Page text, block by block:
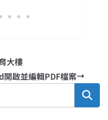
大樓
開啟並編輯PDF檔案